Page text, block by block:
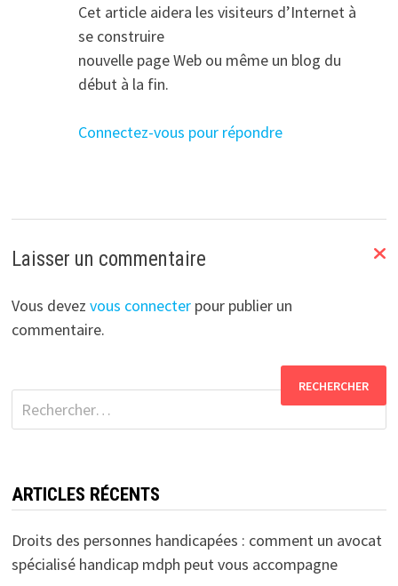
Cet article aidera les visiteurs d’Internet à
se construire
nouvelle page Web ou même un blog du
début à la fin.
Connectez-vous pour répondre
Laisser un commentaire
Vous devez vous connecterpour publier un
commentaire.
ARTICLES RÉCENTS
Droits des personnes handicapées : comment un avocat
spécialisé handicap mdph peut vous accompagne